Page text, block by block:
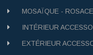
MOSAÏQUE -
INTÉRIEUR
EXTÉRIEUR